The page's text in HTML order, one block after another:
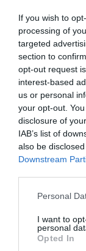
If you wish to
processing of
targeted
section to
opt-out request
interest-based
us or personal
your opt-out.
disclosure of
IAB’s list of
also be
Downstream
Please note
not limited to
grant or deny
use your data
Personal
I want to
personal
Opted In